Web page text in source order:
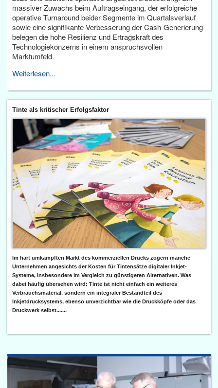
massiver Zuwachs beim Auftragseingang, der erfolgreiche
operative Turnaround beider Segmente im Quartalsverlauf
sowie eine signifikante Verbesserung der Cash-Generierung
belegen die hohe Resilienz und Ertragskraft des
Technologiekonzerns in einem anspruchsvollen
Marktumfeld.
Weiterlesen...
Tinte als kritischer Erfolgsfaktor
Im hart umkämpften Markt des kommerziellen Drucks zögern manche
Unternehmen angesichts der Kosten für Tintensätze digitaler Inkjet-
Systeme, insbesondere im Vergleich zu günstigeren Alternativen. Was
dabei häufig übersehen wird: Tinte ist nicht einfach ein weiteres
Verbrauchsmaterial, sondern ein integraler Bestandteil des
Inkjetdrucksystems, ebenso unverzichtbar wie die Druckköpfe oder das
Druckwerk selbst.......